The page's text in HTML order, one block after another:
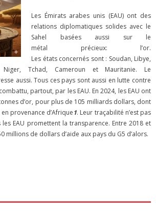
Les Émirats arabes unis (EAU) ont des
relations diplomatiques solides avec le
Sahel basées aussi sur le
métal précieux: l’or.
Les états concernés sont : Soudan, Libye,
Tchad, Cameroun et Mauritanie. Le
aussi. Tous ces pays sont aussi en lutte contre
partout, par les EAU. En 2024, les EAU ont
d’or, pour plus de 105 milliards dollars, dont
provenance d’Afrique1. Leur traçabilité n’est pas
EAU promettent la transparence. Entre 2018 et
millions de dollars d’aide aux pays du G5 d’alors.